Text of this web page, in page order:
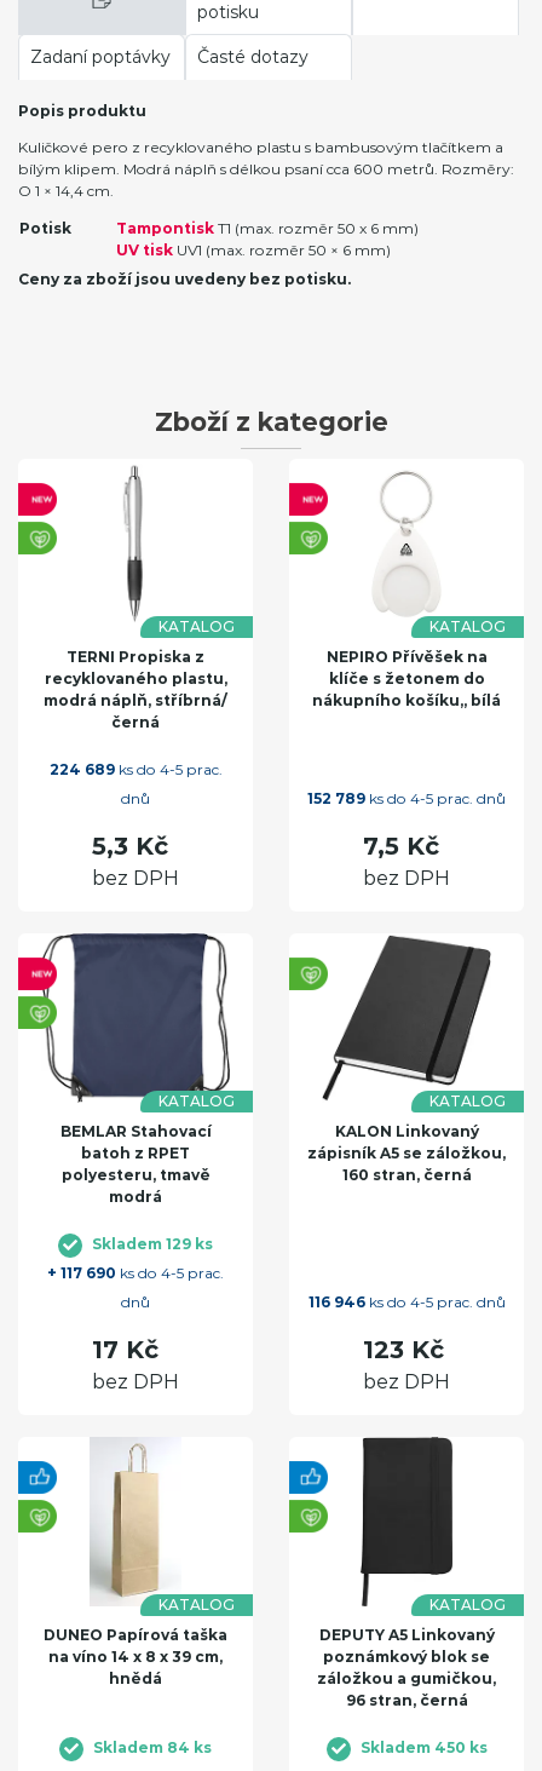
potisku
Zadaní poptávky Časté dotazy
Popis produktu
Kuličkové pero z recyklovaného plastu s bambusovým tlačítkem a
bílým klipem. Modrá náplň s délkou psaní cca 600 metrů. Rozměry:
O 1 × 14,4 cm.
Potisk Tampontisk T1 (max. rozměr 50 x 6 mm)
UV tisk UV1 (max. rozměr 50 × 6 mm)
Ceny za zboží jsou uvedeny bez potisku.
Zboží z kategorie
KATALOG
TERNI Propiska z
recyklovaného plastu,
modrá náplň, stříbrná/
černá
224 689ks do 4-5 prac.
dnů
5,3 Kč
bez DPH
KATALOG
NEPIRO Přívěšek na
klíče s žetonem do
nákupního košíku,, bílá
152 789 ks do 4-5 prac. dnů
7,5 Kč
bez DPH
KATALOG
BEMLAR Stahovací
batoh z RPET
polyesteru, tmavě
modrá
Skladem 129 ks
+ 117 690 ks do 4-5 prac.
dnů
17 Kč
bez DPH
KATALOG
KALON Linkovaný
zápisník A5 se záložkou,
160 stran, černá
116 946ks do 4-5 prac. dnů
123 Kč
bez DPH
KATALOG
DUNEO Papírová taška
na víno 14 x 8 x 39 cm,
hnědá
Skladem 84 ks
KATALOG
DEPUTY A5 Linkovaný
poznámkový blok se
záložkou a gumičkou,
96 stran, černá
Skladem 450 ks